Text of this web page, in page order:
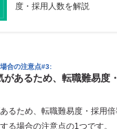
度・採用人数を解説
合の注意点#3:
があるため、転職難易度
るため、転職難易度・採用倍
る場合の注意点の1つです。